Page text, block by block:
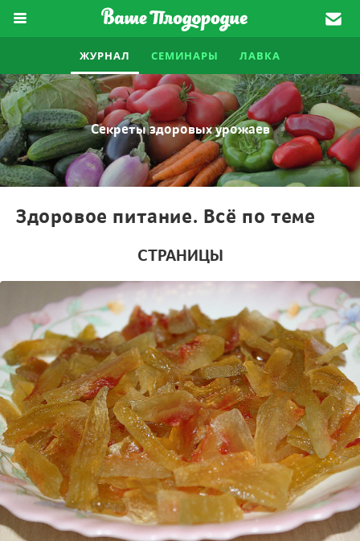
ЖУРНАЛ СЕМИНАРЫ ЛАВКА
Секреты здоровых урожаев
Здоровое питание. Всё по теме
СТРАНИЦЫ